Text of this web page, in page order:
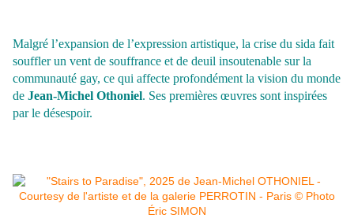
Malgré l’expansion de l’expression artistique, la crise du sida fait
souffler un vent de souffrance et de deuil insoutenable sur la
communauté gay, ce qui affecte profondément la vision du monde
de Jean-Michel Othoniel. Ses premières œuvres sont inspirées
par le désespoir.